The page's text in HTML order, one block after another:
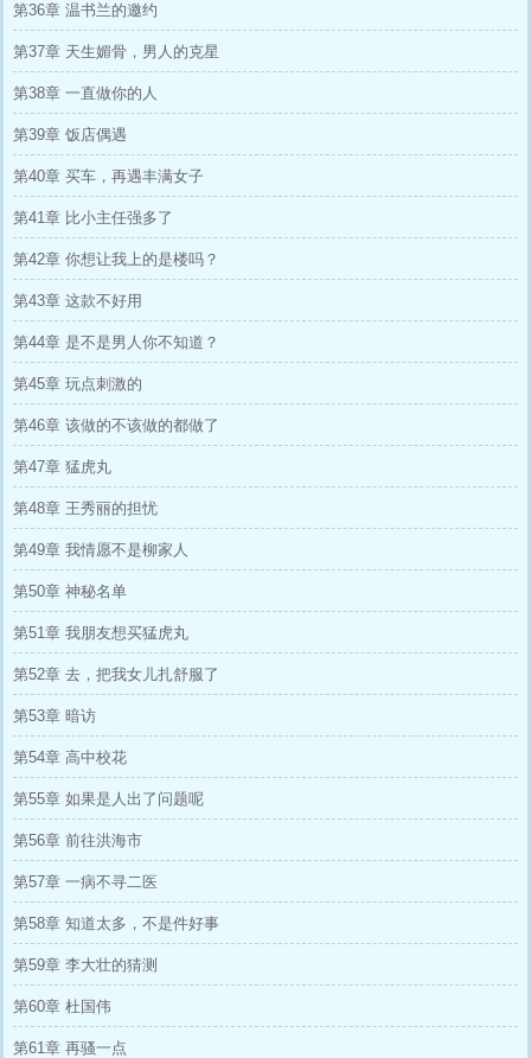
第36章 温书兰的邀约
第37章 天生媚骨，男人的克星
第38章 一直做你的人
第39章 饭店偶遇
第40章 买车，再遇丰满女子
第41章 比小主任强多了
第42章 你想让我上的是楼吗？
第43章 这款不好用
第44章 是不是男人你不知道？
第45章 玩点刺激的
第46章 该做的不该做的都做了
第47章 猛虎丸
第48章 王秀丽的担忧
第49章 我情愿不是柳家人
第50章 神秘名单
第51章 我朋友想买猛虎丸
第52章 去，把我女儿扎舒服了
第53章 暗访
第54章 高中校花
第55章 如果是人出了问题呢
第56章 前往洪海市
第57章 一病不寻二医
第58章 知道太多，不是件好事
第59章 李大壮的猜测
第60章 杜国伟
第61章 再骚一点